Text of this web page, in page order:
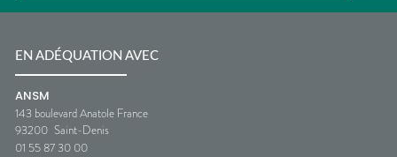
EN ADÉQUATION AVEC
ANSM
143 boulevard Anatole France
93200 Saint-Denis
01 55 87 30 00